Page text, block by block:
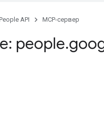
API MCP-сервер
people.